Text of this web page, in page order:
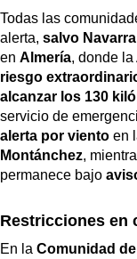
Todas las
alerta, salvo Navarra
en Almería, donde la
riesgo
alcanzar los 130
servicio de
alerta por viento en
Montánchez,
permanece bajo
Restricciones en
En la Comunidad de